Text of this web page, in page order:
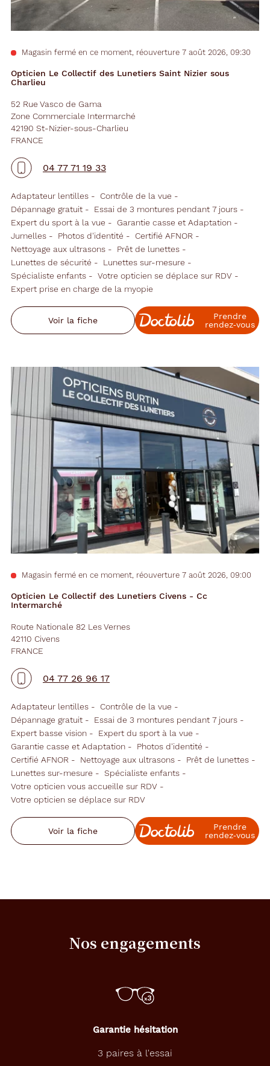
Opticien Le Collectif des Lunetiers Saint Nizier sous
Charlieu
Magasin fermé en ce moment, réouverture 7 août 2026, 09:30
52 Rue Vasco de Gama
Zone Commerciale Intermarché
42190 St-Nizier-sous-Charlieu
FRANCE
04 77 71 19 33
Adaptateur lentilles
Contrôle de la vue
Dépannage gratuit
Essai de 3 montures pendant 7 jours
Expert du sport à la vue
Garantie casse et Adaptation
Jumelles
Photos d'identité
Certifié AFNOR
Nettoyage aux ultrasons
Prêt de lunettes
Lunettes de sécurité
Lunettes sur-mesure
Spécialiste enfants
Votre opticien se déplace sur RDV
Expert prise en charge de la myopie
Voir la fiche
Prendre
rendez‑vous
Opticien Le Collectif des Lunetiers Civens - Cc
Intermarché
Magasin fermé en ce moment, réouverture 7 août 2026, 09:00
Route Nationale 82 Les Vernes
42110 Civens
FRANCE
04 77 26 96 17
Adaptateur lentilles
Contrôle de la vue
Dépannage gratuit
Essai de 3 montures pendant 7 jours
Expert basse vision
Expert du sport à la vue
Garantie casse et Adaptation
Photos d'identité
Certifié AFNOR
Nettoyage aux ultrasons
Prêt de lunettes
Lunettes sur-mesure
Spécialiste enfants
Votre opticien vous accueille sur RDV
Votre opticien se déplace sur RDV
Voir la fiche
Prendre
rendez‑vous
Nos engagements
Garantie hésitation
3 paires à l'essai